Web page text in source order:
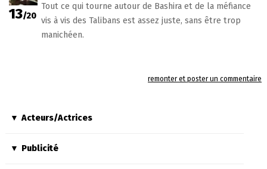
13/20
Tout ce qui tourne autour de Bashira et de la méfiance
vis à vis des Talibans est assez juste, sans être trop
manichéen.
remonter et poster un commentaire
Acteurs/Actrices
Publicité